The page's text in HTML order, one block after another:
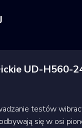
UD-H560-
testów
się w osi